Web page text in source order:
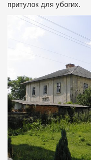
притулок для убогих.